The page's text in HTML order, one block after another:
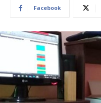
Facebook